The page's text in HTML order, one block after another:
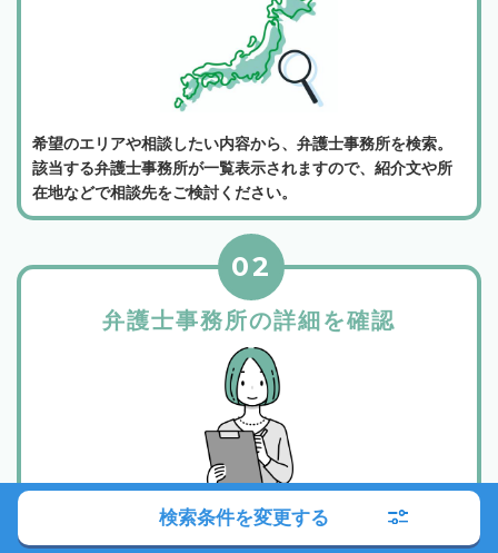
希望のエリアや相談したい内容から、弁護士事務所を検索。
該当する弁護士事務所が一覧表示されますので、紹介文や所
在地などで相談先をご検討ください。
弁護士事務所の詳細を確認
02
所属弁護士や事務所の紹介、相談料金などから相談したい弁
護士事務所を選んでください。各弁護士事務所は詳細ボタン
検索条件を変更する